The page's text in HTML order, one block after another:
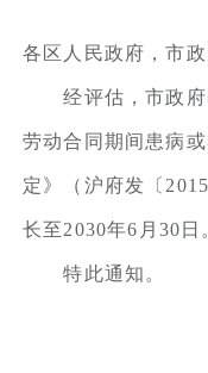
各区人民政府，市
经评估，市政府
劳动合同期间患病
定》（沪府发〔
长至2030年6月30日
特此通知。